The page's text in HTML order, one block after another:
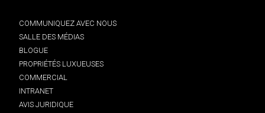
COMMUNIQUEZ AVEC NOUS
SALLE DES MÉDIAS
BLOGUE
PROPRIÉTÉS LUXUEUSES
COMMERCIAL
INTRANET
AVIS JURIDIQUE